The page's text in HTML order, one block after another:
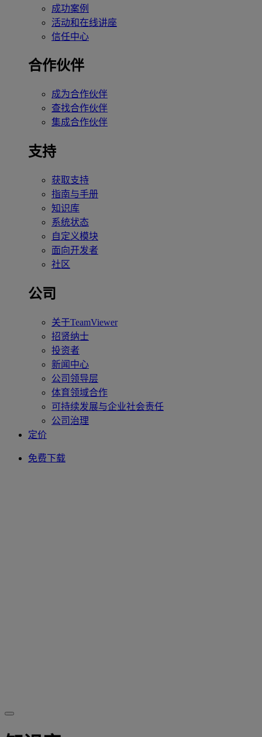
成功案例
活动和在线讲座
信任中心
合作伙伴
成为合作伙伴
查找合作伙伴
集成合作伙伴
支持
获取支持
指南与手册
知识库
系统状态
自定义模块
面向开发者
社区
公司
关于TeamViewer
招贤纳士
投资者
新闻中心
公司领导层
体育领域合作
可持续发展与企业社会责任
公司治理
定价
免费下载